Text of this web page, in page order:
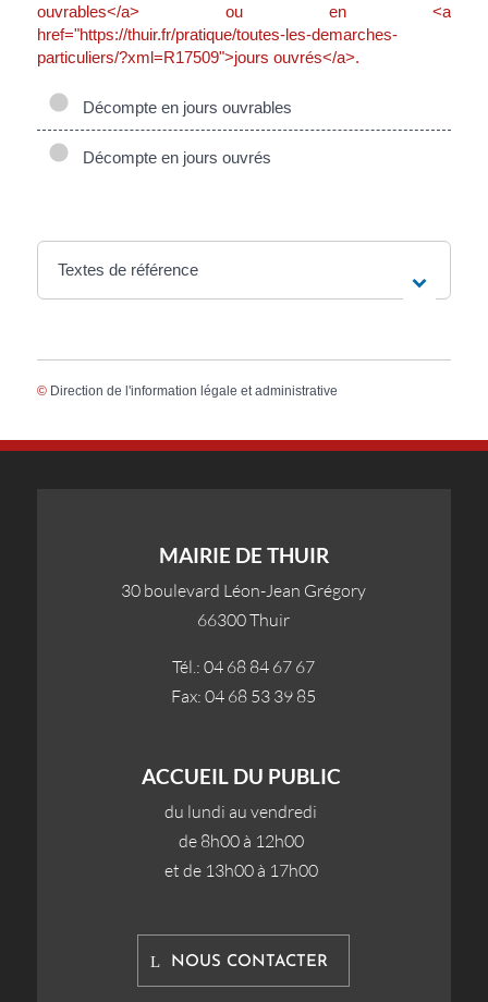
ouvrables</a> ou en <a
href="https://thuir.fr/pratique/toutes-les-demarches-
particuliers/?xml=R17509">jours ouvrés</a>.
Décompte en jours ouvrables
Décompte en jours ouvrés
Textes de référence
© Direction de l'information légale et administrative
MAIRIE DE THUIR
30 boulevard Léon-Jean Grégory
66300 Thuir
Tél.: 04 68 84 67 67
Fax: 04 68 53 39 85
ACCUEIL DU PUBLIC
du lundi au vendredi
de 8h00 à 12h00
et de 13h00 à 17h00
NOUS CONTACTER